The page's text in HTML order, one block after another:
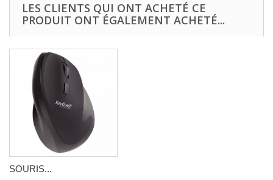
LES CLIENTS QUI ONT ACHETÉ CE
PRODUIT ONT ÉGALEMENT ACHETÉ...
SOURIS...